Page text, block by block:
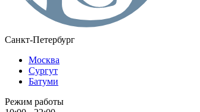
Санкт-Петербург
Москва
Сургут
Батуми
Режим работы